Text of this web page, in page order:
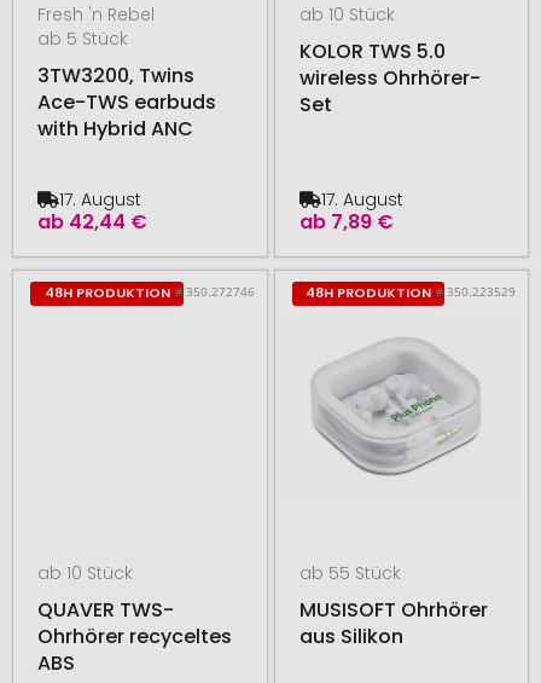
Fresh 'n Rebel
ab 5 Stück
3TW3200, Twins
Ace-TWS earbuds
with Hybrid ANC
ab 42,44 €
17. August
ab 10 Stück
KOLOR TWS 5.0
wireless Ohrhörer-
Set
ab 7,89 €
17. August
48H PRODUKTION # 350.272746
ab 10 Stück
QUAVER TWS-
Ohrhörer recyceltes
ABS
48H PRODUKTION # 350.223529
ab 55 Stück
MUSISOFT Ohrhörer
aus Silikon